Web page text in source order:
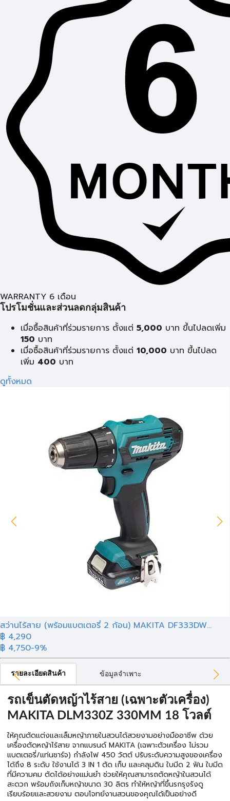
WARRANTY 6 เดือน
โปรโมชั่นและส่วนลดกลุ่มสินค้า
เมื่อซื้อสินค้าที่ร่วมรายการ ตั้งแต่ 5,000 บาท ขึ้นไปลดเพิ่ม
150 บาท
เมื่อซื้อสินค้าที่ร่วมรายการ ตั้งแต่ 10,000 บาท ขึ้นไปลด
เพิ่ม 400 บาท
ดูทั้งหมด
สว่านไร้สาย (พร้อมแบตเตอรี่ 2 ก้อน) MAKITA DF333DW...
฿ 4,290
฿ 4,750-9%
รายละเอียดสินค้า ข้อมูลจำเพาะ
รถเข็นตัดหญ้าไร้สาย (เฉพาะตัวเครื่อง)
MAKITA DLM330Z 330MM 18 โวลต์
ให้คุณตัดแต่งและเล็มหญ้าภายในสวนได้สวยงามอย่างมืออาชีพ ด้วย
เครื่องตัดหญ้าไร้สาย จากแบรนด์ MAKITA (เฉพาะตัวเครื่อง ไม่รวม
แบตเตอรี่/แท่นชาร์จ) กำลังไฟ 450 วัตต์ ปรับระดับความสูงของเครื่อง
ได้ถึง 8 ระดับ ใช้งานได้ 3 IN 1 ตัด เก็บ และคลุมดิน ใบมีด 2 ฟัน ใบมีด
ที่มีความคม ตัดได้อย่างแม่นยำ ช่วยให้คุณสามารถตัดหญ้าในสวนได้
สะดวก พร้อมถังเก็บหญ้าขนาด 30 ลิตร ทำให้หญ้าที่ขึ้นรกรุงรังดู
เรียบร้อยและสวยงาม ตอบโจทย์งานสวนของคุณได้เป็นอย่างดี